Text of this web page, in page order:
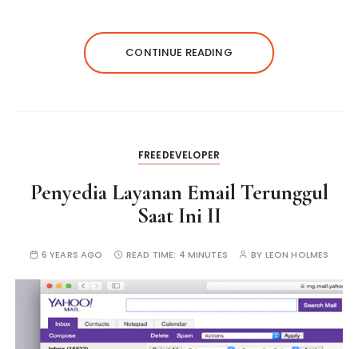
CONTINUE READING
FREEDEVELOPER
Penyedia Layanan Email Terunggul
Saat Ini II
6 YEARS AGO READ TIME: 4 MINUTES BY LEON HOLMES